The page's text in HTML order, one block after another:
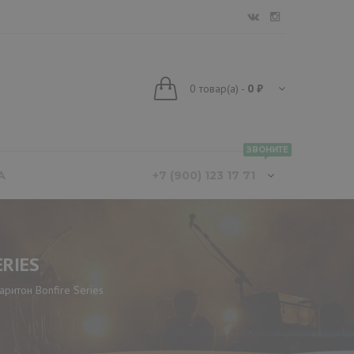
0 товар(а) - 0 ₽
ЗВОНИТЕ
Bonfire Series